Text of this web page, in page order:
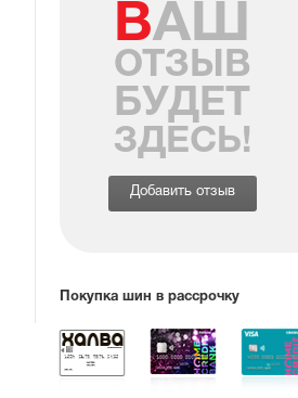
ВАШ
ОТЗЫВ
БУДЕТ
ЗДЕСЬ!
Добавить отзыв
Покупка шин в рассрочку